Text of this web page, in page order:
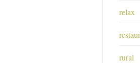
relax
rural